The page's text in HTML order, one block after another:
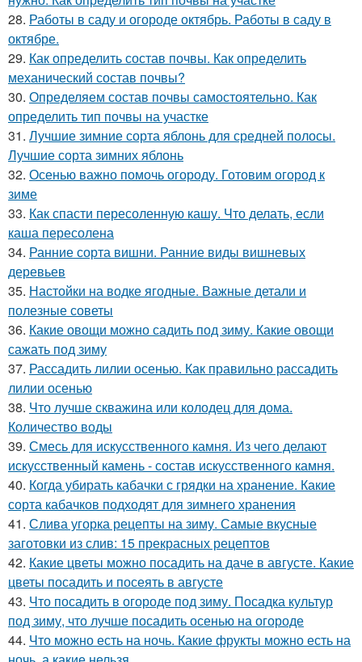
28. Работы в саду и огороде октябрь. Работы в саду в
октябре.
29. Как определить состав почвы. Как определить
механический состав почвы?
30. Определяем состав почвы самостоятельно. Как
определить тип почвы на участке
31. Лучшие зимние сорта яблонь для средней полосы.
Лучшие сорта зимних яблонь
32. Осенью важно помочь огороду. Готовим огород к
зиме
33. Как спасти пересоленную кашу. Что делать, если
каша пересолена
34. Ранние сорта вишни. Ранние виды вишневых
деревьев
35. Настойки на водке ягодные. Важные детали и
полезные советы
36. Какие овощи можно садить под зиму. Какие овощи
сажать под зиму
37. Рассадить лилии осенью. Как правильно рассадить
лилии осенью
38. Что лучше скважина или колодец для дома.
Количество воды
39. Смесь для искусственного камня. Из чего делают
искусственный камень - состав искусственного камня.
40. Когда убирать кабачки с грядки на хранение. Какие
сорта кабачков подходят для зимнего хранения
41. Слива угорка рецепты на зиму. Самые вкусные
заготовки из слив: 15 прекрасных рецептов
42. Какие цветы можно посадить на даче в августе. Какие
цветы посадить и посеять в августе
43. Что посадить в огороде под зиму. Посадка культур
под зиму, что лучше посадить осенью на огороде
44. Что можно есть на ночь. Какие фрукты можно есть на